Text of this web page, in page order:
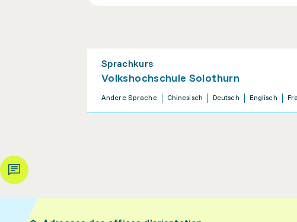
Sprachkurs
Volkshochschule Solothurn
Andere Sprache Chinesisch Deutsch Englisch